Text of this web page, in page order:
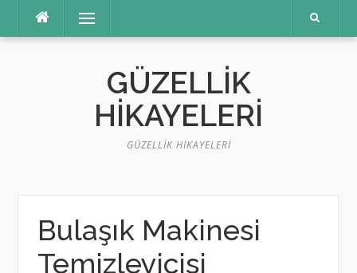
Menü
GÜZELLIK
HIKAYELERI
GÜZELLIK HIKAYELERI
Bulaşık Makinesi
Temizleyicisi